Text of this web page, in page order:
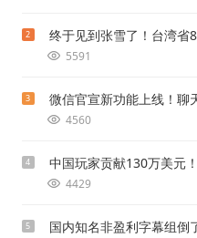
2 终于见到张雪了！台湾省
5591
3 微信官宣新功能上线！聊
4560
4 中国玩家贡献130万美元
4429
5 国内知名非盈利字幕组倒